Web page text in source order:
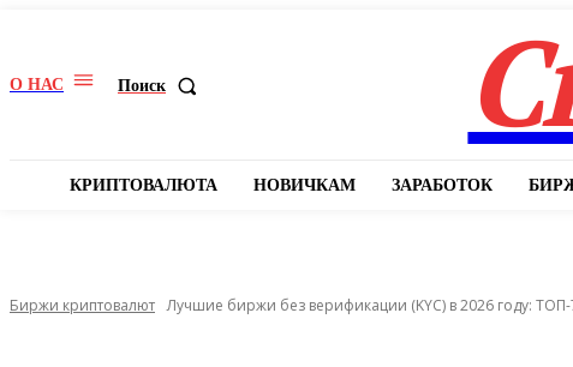
О НАС Поиск
КРИПТОВАЛЮТА НОВИЧКАМ ЗАРАБОТОК
Биржи криптовалют Лучшие биржи без верификации (KYC) в 2026 году: